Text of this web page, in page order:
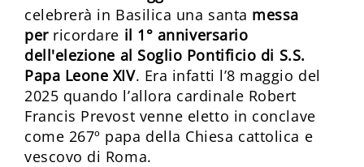
celebrerà in Basilica una santa messa
per ricordare il 1° anniversario
dell'elezione al Soglio Pontificio di S.S.
Papa Leone XIV. Era infatti l’8 maggio del
2025 quando l’allora cardinale Robert
Francis Prevost venne eletto in conclave
come 267º papa della Chiesa cattolica e
vescovo di Roma.